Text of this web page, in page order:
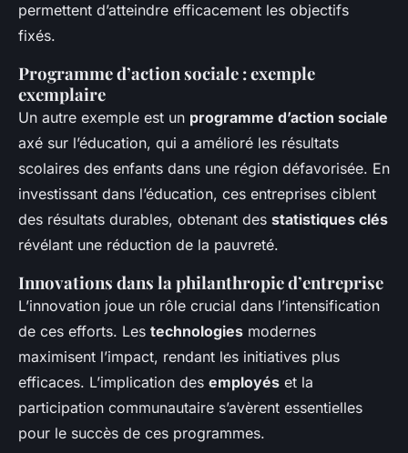
permettent d’atteindre efficacement les objectifs
fixés.
Programme d’action sociale : exemple
exemplaire
Un autre exemple est un programme d’action sociale
axé sur l’éducation, qui a amélioré les résultats
scolaires des enfants dans une région défavorisée. En
investissant dans l’éducation, ces entreprises ciblent
des résultats durables, obtenant des statistiques clés
révélant une réduction de la pauvreté.
Innovations dans la philanthropie d’entreprise
L’innovation joue un rôle crucial dans l’intensification
de ces efforts. Les technologies modernes
maximisent l’impact, rendant les initiatives plus
efficaces. L’implication des employés et la
participation communautaire s’avèrent essentielles
pour le succès de ces programmes.